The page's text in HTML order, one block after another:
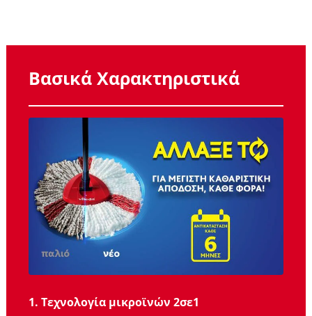
Βασικά Χαρακτηριστικά
1. Τεχνολογία μικροϊνών 2σε1